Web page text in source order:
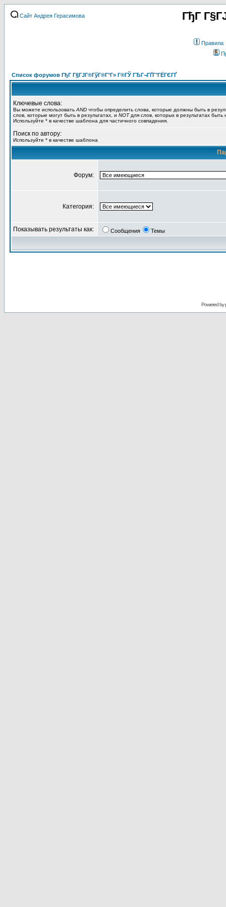
Сайт Андрея Герасимова ГђГ
Правила
Список форумов ГђГ Г§ГЈГ®ГўГ®Г°Г» Г®ГЎ ГЂГ¬ГҐГ°ГЁГЄГҐ
Ключевые слова:
Вы можете использовать AND чтобы определить слова, которые должны быть в
слов, которые могут быть в результатах, и NOTдля слов, которых в результатах
Используйте * в качестве шаблона для частичного совпадения.
Поиск по автору:
Используйте * в качестве шаблона
Форум:
Категория:
Показывать результаты как: Сообщения Темы
Powered by